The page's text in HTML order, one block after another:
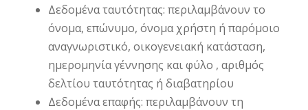
Δεδομένα ταυτότητας: περιλαμβάνουν το
όνομα, επώνυμο, όνομα χρήστη ή παρόμοιο
αναγνωριστικό, οικογενειακή κατάσταση,
ημερομηνία γέννησης και φύλο , αριθμός
δελτίου ταυτότητας ή διαβατηρίου
Δεδομένα επαφής: περιλαμβάνουν τη